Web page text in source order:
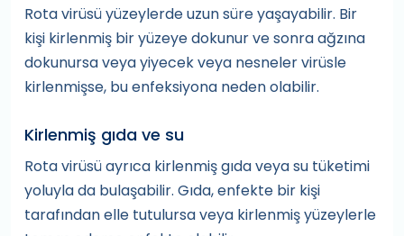
Rota virüsü yüzeylerde uzun süre yaşayabilir. Bir
kişi kirlenmiş bir yüzeye dokunur ve sonra ağzına
dokunursa veya yiyecek veya nesneler virüsle
kirlenmişse, bu enfeksiyona neden olabilir.
Kirlenmiş gıda ve su
Rota virüsü ayrıca kirlenmiş gıda veya su tüketimi
yoluyla da bulaşabilir. Gıda, enfekte bir kişi
tarafından elle tutulursa veya kirlenmiş yüzeylerle